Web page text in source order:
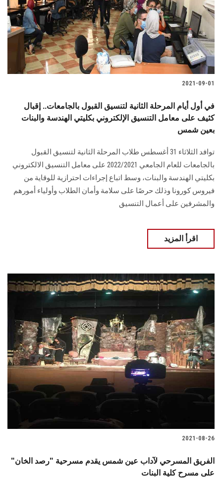
2021-09-01
في أول أيام المرحلة الثانية لتنسيق القبول بالجامعات.. إقبال
كثيف على معامل التنسيق الإلكتروني بكليتي الهندسة والبنات
بعين شمس
توافد الثلاثاء 31 أغسطس طلاب المرحلة الثانية لتنسيق القبول
بالجامعات للعام الجامعي 2022/2021 على معامل التنسيق الالكتروني
بكليتي الهندسة والبنات، وسط اتباع إجراءات احترازية للوقاية من
فيروس كورونا وذلك حرصًا على سلامة وأمان الطلاب وأولياء أمورهم
والمشرفين على أعمال التنسيق
اقرأ المزيد
2021-08-26
الفريق المسرحي لآداب عين شمس يقدم مسرحية "رصد الخان"
على مسرح كلية البنات